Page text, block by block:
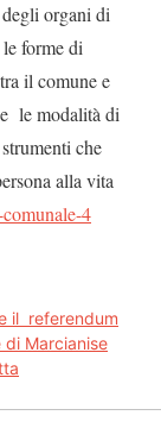
organi di
forme di
il comune e
le modalità di
che
alla vita
4
il referendum
Marcianise